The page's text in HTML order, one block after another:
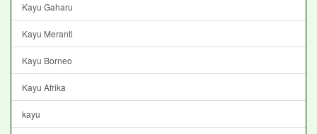
Kayu Gaharu
Kayu Meranti
Kayu Borneo
Kayu Afrika
kayu